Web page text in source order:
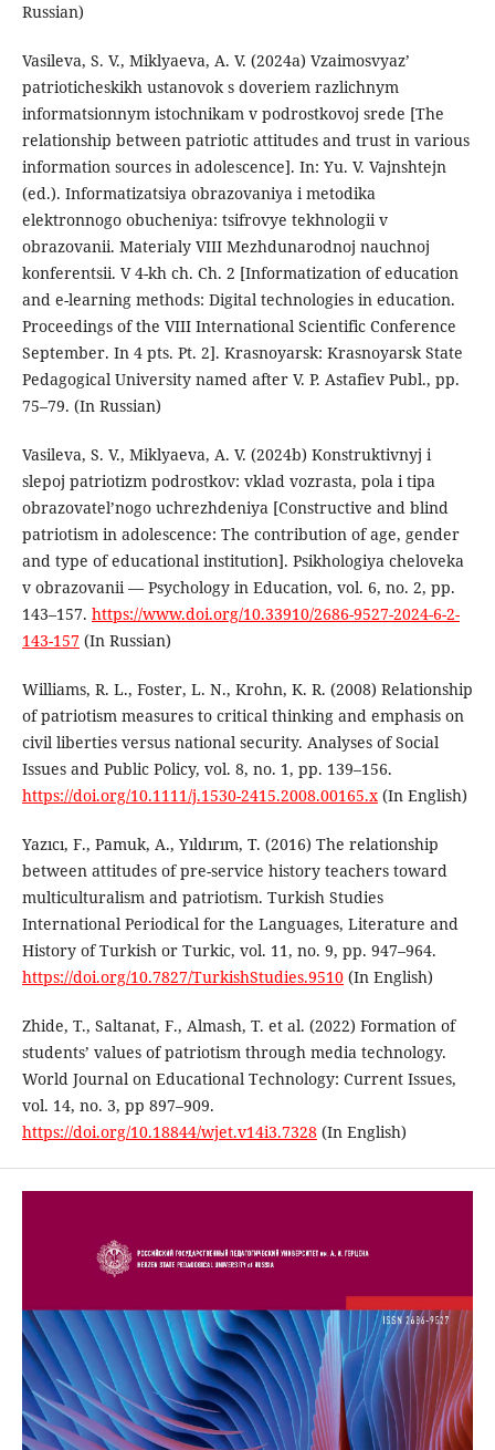
Russian)
Vasileva, S. V., Miklyaeva, A. V. (2024a) Vzaimosvyaz’
patrioticheskikh ustanovok s doveriem razlichnym
informatsionnym istochnikam v podrostkovoj srede [The
relationship between patriotic attitudes and trust in various
information sources in adolescence]. In: Yu. V. Vajnshtejn
(ed.). Informatizatsiya obrazovaniya i metodika
elektronnogo obucheniya: tsifrovye tekhnologii v
obrazovanii. Materialy VIII Mezhdunarodnoj nauchnoj
konferentsii. V 4-kh ch. Ch. 2 [Informatization of education
and e-learning methods: Digital technologies in education.
Proceedings of the VIII International Scientific Conference
September. In 4 pts. Pt. 2]. Krasnoyarsk: Krasnoyarsk State
Pedagogical University named after V. P. Astafiev Publ., pp.
75–79. (In Russian)
Vasileva, S. V., Miklyaeva, A. V. (2024b) Konstruktivnyj i
slepoj patriotizm podrostkov: vklad vozrasta, pola i tipa
obrazovatel’nogo uchrezhdeniya [Constructive and blind
patriotism in adolescence: The contribution of age, gender
and type of educational institution]. Psikhologiya cheloveka
v obrazovanii — Psychology in Education, vol. 6, no. 2, pp.
143–157. https://www.doi.org/10.33910/2686-9527-2024-6-2-
143-157(In Russian)
Williams, R. L., Foster, L. N., Krohn, K. R. (2008) Relationship
of patriotism measures to critical thinking and emphasis on
civil liberties versus national security. Analyses of Social
Issues and Public Policy, vol. 8, no. 1, pp. 139–156.
https://doi.org/10.1111/j.1530-2415.2008.00165.x(In English)
Yazıcı, F., Pamuk, A., Yıldırım, T. (2016) The relationship
between attitudes of pre-service history teachers toward
multiculturalism and patriotism. Turkish Studies
International Periodical for the Languages, Literature and
History of Turkish or Turkic, vol. 11, no. 9, pp. 947–964.
https://doi.org/10.7827/TurkishStudies.9510(In English)
Zhide, Т., Saltanat, F., Almash, T. et al. (2022) Formation of
students’ values of patriotism through media technology.
World Journal on Educational Technology: Current Issues,
vol. 14, no. 3, pp 897–909.
https://doi.org/10.18844/wjet.v14i3.7328(In English)